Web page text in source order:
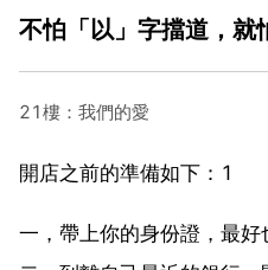
不怕「以」字擋道，就
21樓：我們的愛
開店之前的準備如下：1
一，帶上你的身份證，最